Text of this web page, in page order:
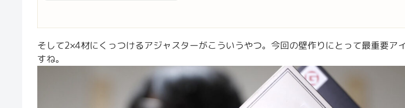
そして2×4材にくっつけるアジャスターがこういうやつ。今回の壁作りにとって最重要ア
すね。